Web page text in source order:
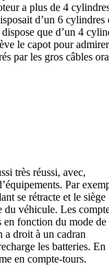
a plus de 4
d’un 6 cylindres
que d’un 4
le capot pour
par les gros câbles
très réussi, avec,
Par
se rétracte et le siège
véhicule. Les
fonction du mode de
a droit à un cadran
les batteries. En
en compte-tours.